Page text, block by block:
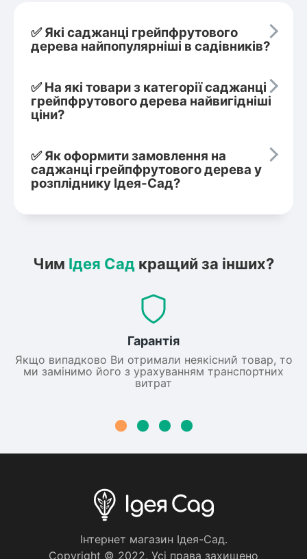
✅ Які саджанці грейпфрутового
дерева найпопулярніші в садівників?
✅ На які товари з категорії саджанці
грейпфрутового дерева найвигідніші
ціни?
✅ Як оформити замовлення на
саджанці грейпфрутового дерева у
розпліднику Ідея-Сад?
Чим Ідея Сад кращий за інших?
Гарантія
Якщо випадково Ви отримали неякісний товар, то
ми замінимо його з урахуванням транспортних
витрат
Iнтернет магазин Iдея-Сад.
Copyright © 2022. Усi права захищено